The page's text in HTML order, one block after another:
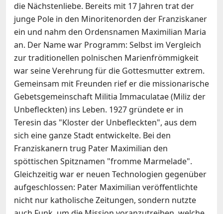
die Nächstenliebe. Bereits mit 17 Jahren trat der
junge Pole in den Minoritenorden der Franziskaner
ein und nahm den Ordensnamen Maximilian Maria
an. Der Name war Programm: Selbst im Vergleich
zur traditionellen polnischen Marienfrömmigkeit
war seine Verehrung für die Gottesmutter extrem.
Gemeinsam mit Freunden rief er die missionarische
Gebetsgemeinschaft Militia Immaculatae (Miliz der
Unbefleckten) ins Leben. 1927 gründete er in
Teresin das "Kloster der Unbefleckten", aus dem
sich eine ganze Stadt entwickelte. Bei den
Franziskanern trug Pater Maximilian den
spöttischen Spitznamen "fromme Marmelade".
Gleichzeitig war er neuen Technologien gegenüber
aufgeschlossen: Pater Maximilian veröffentlichte
nicht nur katholische Zeitungen, sondern nutzte